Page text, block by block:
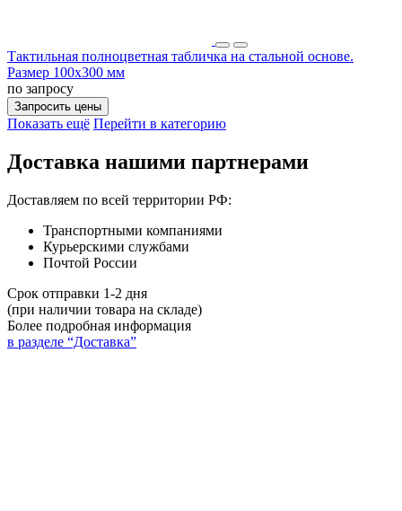
Тактильная полноцветная табличка на стальной основе.
Размер 100x300 мм
по запросу
Запросить цены
Показать ещё Перейти в категорию
Доставка нашими партнерами
Доставляем по всей территории РФ:
Транспортными компаниями
Курьерскими службами
Почтой России
Срок отправки 1-2 дня
(при наличии товара на складе)
Более подробная информация
в разделе “Доставка”